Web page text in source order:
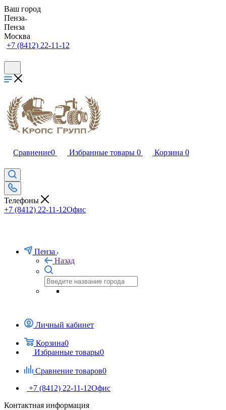
Ваш город
Пенза
Пенза
Москва
+7 (8412) 22-11-12
Сравнение0 Избранные товары 0 Корзина 0
Телефоны
+7 (8412) 22-11-12Офис
Пенза
Назад
Личный кабинет
Корзина0
Избранные товары0
Сравнение товаров0
+7 (8412) 22-11-12Офис
Контактная информация